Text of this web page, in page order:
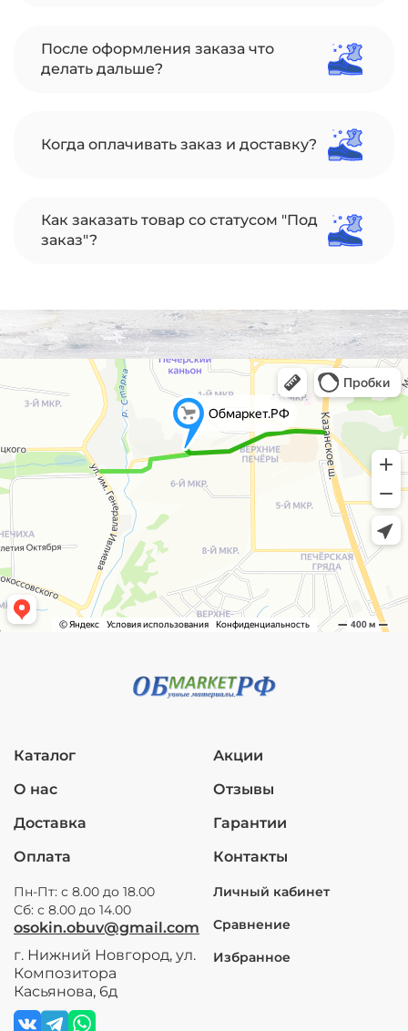
После оформления заказа что
делать дальше?
Когда оплачивать заказ и доставку?
Как заказать товар со статусом "Под
заказ"?
Каталог
О нас
Доставка
Оплата
Акции
Отзывы
Гарантии
Контакты
Пн-Пт: с 8.00 до 18.00
Сб: с 8.00 до 14.00
osokin.obuv@gmail.com
г. Нижний Новгород, ул.
Композитора
Касьянова, 6д
Личный кабинет
Сравнение
Избранное